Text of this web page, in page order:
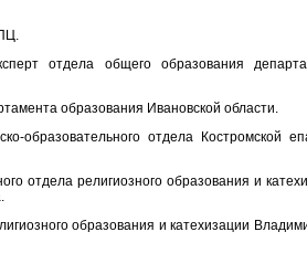
отдела общего образования
образования Ивановской области.
образовательного отдела Костромской
отдела религиозного образования и
образования и катехизации